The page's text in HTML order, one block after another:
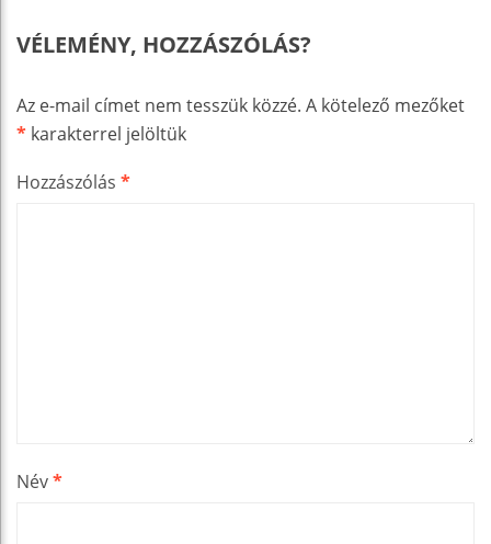
VÉLEMÉNY, HOZZÁSZÓLÁS?
Az e-mail címet nem tesszük közzé. A kötelező mezőket
* karakterrel jelöltük
Hozzászólás *
Név*